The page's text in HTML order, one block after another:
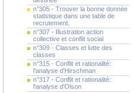
n°305 - Trouver la bonne donnée
statistique dans une table de
recrutement.
n°307 - Illustration action
collective et conflit social
n°309 - Classes et lutte des
classes
n°315 - Conflit et rationalité:
l'analyse d'Hirschman
n°317 - Conflit et rationalité:
l'analyse d'Olson